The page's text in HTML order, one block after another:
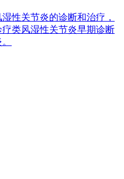
性关节炎的诊断和治疗，
类风湿性关节炎早期诊断